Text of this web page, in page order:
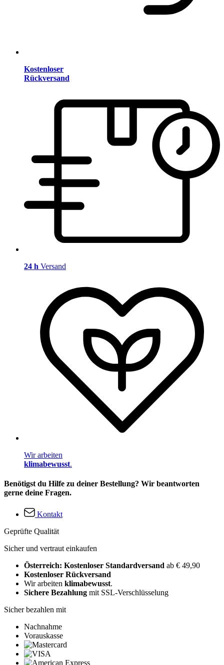
Kostenloser
Rückversand
24 h Versand
Wir arbeiten
klimabewusst.
Benötigst du Hilfe zu deiner Bestellung? Wir beantworten
gerne deine Fragen.
Kontakt
Geprüfte Qualität
Sicher und vertraut einkaufen
Österreich: Kostenloser Standardversand ab € 49,90
Kostenloser Rückversand
Wir arbeiten klimabewusst.
Sichere Bezahlung mit SSL-Verschlüsselung
Sicher bezahlen mit
Nachnahme
Vorauskasse